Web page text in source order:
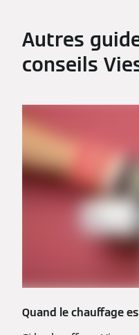
Autres
conseils
Quand le chauffage